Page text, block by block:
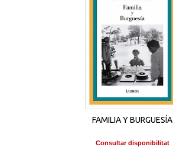
FAMILIA Y BURGUESÍA
Consultar disponibilitat